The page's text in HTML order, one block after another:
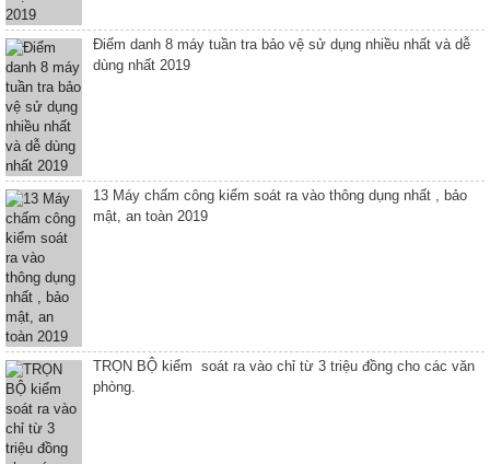
Điểm danh 8 máy tuần tra bảo vệ sử dụng nhiều nhất và dễ
dùng nhất 2019
13 Máy chấm công kiểm soát ra vào thông dụng nhất , bảo
mật, an toàn 2019
TRỌN BỘ kiểm soát ra vào chỉ từ 3 triệu đồng cho các văn
phòng.